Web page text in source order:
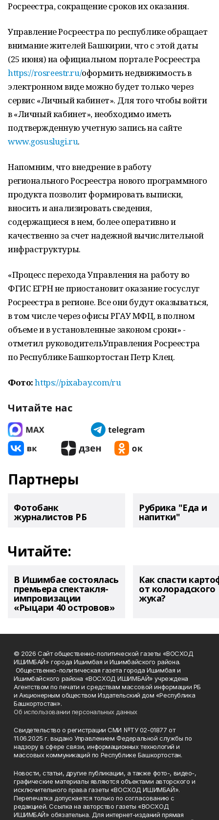
Росреестра, сокращение сроков их оказания.
Управление Росреестра по республике обращает
внимание жителей Башкирии, что с этой даты
(25 июня) на официальном портале Росреестра
https://rosreestr.ru/оформить недвижимость в
электронном виде можно будет только через
сервис «Личный кабинет». Для того чтобы войти
в «Личный кабинет», необходимо иметь
подтвержденную учетную запись на сайте
www.gosuslugi.ru.
Напомним, что внедрение в работу
регионального Росреестра нового программного
продукта позволит формировать выписки,
вносить и анализировать сведения,
содержащиеся в нем, более оперативно и
качественно за счет надежной вычислительной
инфраструктуры.
«Процесс перехода Управления на работу во
ФГИС ЕГРН не приостановит оказание госуслуг
Росреестра в регионе. Все они будут оказываться,
в том числе через офисы РГАУ МФЦ, в полном
объеме и в установленные законом сроки» -
отметил руководительУправления Росреестра
по Республике Башкортостан Петр Клец.
Фото:https://pixabay.com/ru
Читайте нас
Партнеры
Фотобанк
журналистов РБ
Рубрика "Еда и
напитки"
Читайте:
В Ишимбае состоялась
премьера спектакля-
импровизации
«Рыцари 40 островов»
Как спасти
от колорадского
жука?
© 2026 Сайт общественно-политической газеты «ВОСХОД
ИШИМБАЙ» города Ишимбая и Ишимбайского района.
Общественно-политическая газета города Ишимбая и
Ишимбайского района «ВОСХОД ИШИМБАЙ» учреждена
Агентством по печати и средствам массовой информации РБ
и Акционерным обществом Издательский дом «Республика
Башкортостан».
Об использовании персональных данных
Свидетельство о регистрации СМИ №ТУ 02-01877 от
11.06.2025 г. выдано Управлением Федеральной службы по
надзору в сфере связи, информационных технологий и
массовых коммуникаций по Республике Башкортостан.
Новости, статьи, другие публикации, а также фото-, видео-,
графические материалы являются объектами авторского и
исключительного права газеты «ВОСХОД ИШИМБАЙ».
Перепечатка допускается только по согласованию с
редакцией. Ссылка на авторство газеты «ВОСХОД
ИШИМБАЙ» обязательна. Для интернет-изданий прямая